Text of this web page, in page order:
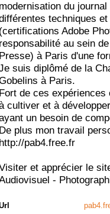
du
techniques
Adobe
au sein
à Paris d'une
suis diplômé de la
à Paris.
de ces expériences
cultiver et à
un besoin de
plus mon travail
pab4.free.fr
et apprécier le
-